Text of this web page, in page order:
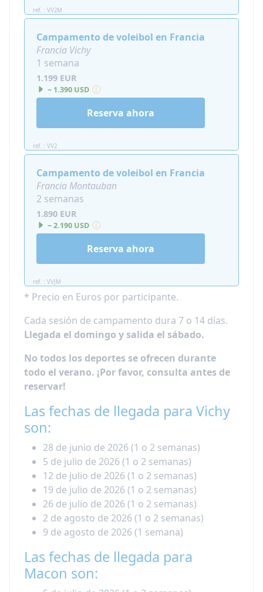
ref. : VV2M
Campamento de voleibol en Francia
Francia Vichy
1 semana
1.199 EUR
~ 1.390 USD
ref. : VV2
Reserva ahora
Campamento de voleibol en Francia
Francia Montauban
2 semanas
1.890 EUR
~ 2.190 USD
ref. : VVJM
Reserva ahora
* Precio en Euros por participante.
Cada sesión de campamento dura 7 o 14 días.
Llegada el domingo y salida el sábado.
No todos los deportes se ofrecen durante
todo el verano. ¡Por favor, consulta antes de
reservar!
Las fechas de llegada para Vichy
son:
28 de junio de 2026 (1 o 2 semanas)
5 de julio de 2026 (1 o 2 semanas)
12 de julio de 2026 (1 o 2 semanas)
19 de julio de 2026 (1 o 2 semanas)
26 de julio de 2026 (1 o 2 semanas)
2 de agosto de 2026 (1 o 2 semanas)
9 de agosto de 2026 (1 semana)
​Las fechas de llegada para
Macon son: